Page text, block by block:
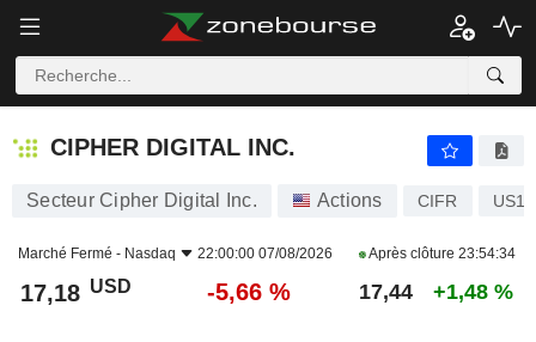
CIPHER DIGITAL INC.
CIPHER DIGITAL INC.
Secteur Cipher Digital Inc. Actions CIFR
Marché Fermé - Nasdaq 22:00:00 07/08/2026 Après clôture 23:54:34
17,18 USD -5,66 % 17,44 +1,48 %